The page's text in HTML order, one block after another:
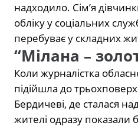
надходило. Сім’я
обліку у соціальних
перебуває у складних
“Мілана –
Коли журналістка
підійшла до
Бердичеві, де сталася
жителі одразу показали